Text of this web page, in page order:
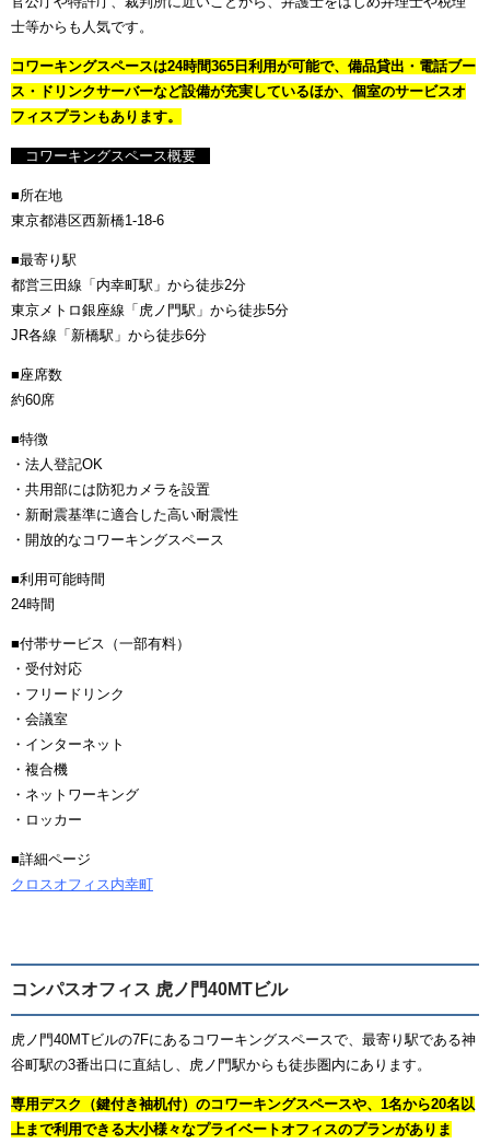
士等からも人気です。
コワーキングスペースは24時間365日利用が可能で、備品貸出・電話ブー
ス・ドリンクサーバーなど設備が充実しているほか、個室のサービスオ
フィスプランもあります。
コワーキングスペース概要
■所在地
東京都港区西新橋1-18-6
■最寄り駅
都営三田線「内幸町駅」から徒歩2分
東京メトロ銀座線「虎ノ門駅」から徒歩5分
JR各線「新橋駅」から徒歩6分
■座席数
約60席
■特徴
・法人登記OK
・共用部には防犯カメラを設置
・新耐震基準に適合した高い耐震性
・開放的なコワーキングスペース
■利用可能時間
24時間
■付帯サービス（一部有料）
・受付対応
・フリードリンク
・会議室
・インターネット
・複合機
・ネットワーキング
・ロッカー
■詳細ページ
クロスオフィス内幸町
コンパスオフィス 虎ノ門40MTビル
虎ノ門40MTビルの7Fにあるコワーキングスペースで、最寄り駅である神
谷町駅の3番出口に直結し、虎ノ門駅からも徒歩圏内にあります。
専用デスク（鍵付き袖机付）のコワーキングスペースや、1名から20名以
上まで利用できる大小様々なプライベートオフィスのプランがありま